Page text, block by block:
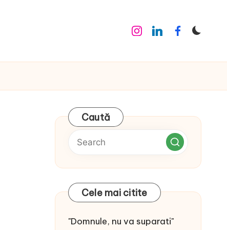
Instagram
LinkedinFacebook
Caută
Cele mai citite
"Domnule, nu va suparati"